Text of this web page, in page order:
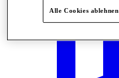
Alle Cookies ablehnen